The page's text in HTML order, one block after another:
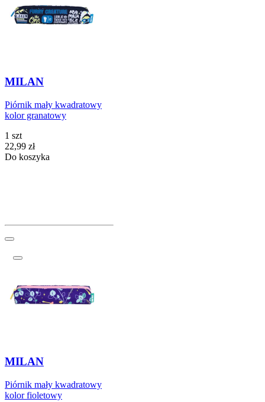
MILAN
Piórnik mały kwadratowy
kolor granatowy
1 szt
Cena
22,99 zł
Do koszyka
MILAN
Piórnik mały kwadratowy
kolor fioletowy